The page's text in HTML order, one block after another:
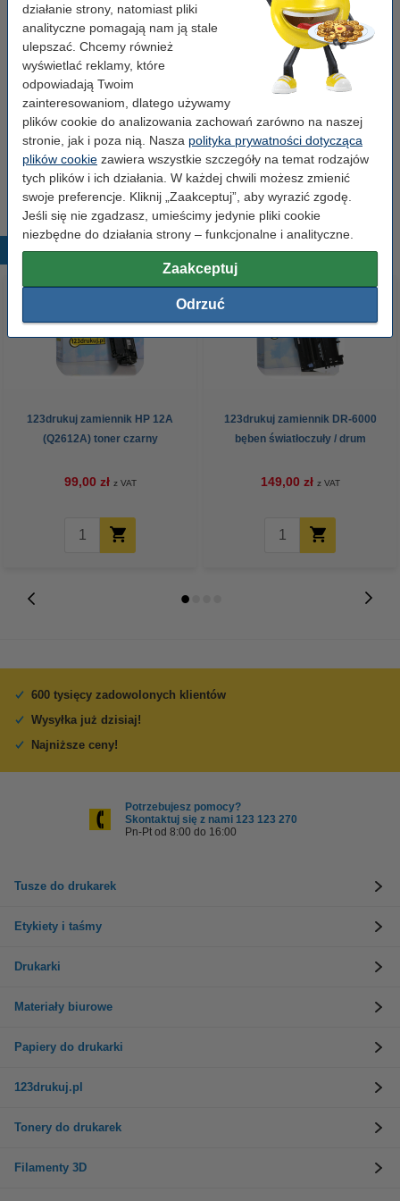
działanie strony, natomiast pliki
analityczne pomagają nam ją stale
ulepszać. Chcemy również
wyświetlać reklamy, które
odpowiadają Twoim
zainteresowaniom, dlatego używamy
plików cookie do analizowania zachowań zarówno na naszej
stronie, jak i poza nią. Nasza polityka prywatności dotycząca
plików cookie zawiera wszystkie szczegóły na temat rodzajów
tych plików i ich działania. W każdej chwili możesz zmienić
swoje preferencje. Kliknij „Zaakceptuj”, aby wyrazić zgodę.
Jeśli się nie zgadzasz, umieścimy jedynie pliki cookie
niezbędne do działania strony – funkcjonalne i analityczne.
Zaakceptuj
Odrzuć
Kolor: czarny
Typ: toner
Numer: TN6600
Zamów bęben
123drukuj zamiennik DR-6000 bęben
światłoczuły / drum
149,00 zł
Popularne produkty
123drukuj zamiennik HP 12A
(Q2612A) toner czarny
99,00 zł z VAT
123drukuj zamiennik DR-6000
bęben światłoczuły / drum
149,00 zł z VAT
600 tysięcy zadowolonych klientów
Wysyłka już dzisiaj!
Najniższe ceny!
Potrzebujesz pomocy?
Skontaktuj się z nami 123 123 270
Pn-Pt od 8:00 do 16:00
Tusze do drukarek
Etykiety i taśmy
Drukarki
Materiały biurowe
Papiery do drukarki
123drukuj.pl
Tonery do drukarek
Filamenty 3D